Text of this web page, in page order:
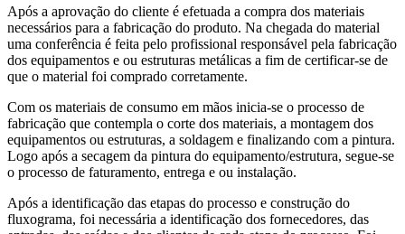
Após a aprovação do cliente é efetuada a compra dos materiais
necessários para a fabricação do produto. Na chegada do material
uma conferência é feita pelo profissional responsável pela fabricação
dos equipamentos e ou estruturas metálicas a fim de certificar-se de
que o material foi comprado corretamente.
Com os materiais de consumo em mãos inicia-se o processo de
fabricação que contempla o corte dos materiais, a montagem dos
equipamentos ou estruturas, a soldagem e finalizando com a pintura.
Logo após a secagem da pintura do equipamento/estrutura, segue-se
o processo de faturamento, entrega e ou instalação.
Após a identificação das etapas do processo e construção do
fluxograma, foi necessária a identificação dos fornecedores, das